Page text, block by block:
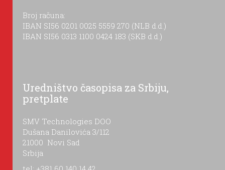
Broj računa:
IBAN SI56 0201 0025 5559 270 (NLB d.d.)
IBAN SI56 0313 1100 0424 183 (SKB d.d.)
Uredništvo časopisa za Srbiju,
pretplate
SMV Technologies DOO
Dušana Danilovića 3/112
21000 Novi Sad
Srbija